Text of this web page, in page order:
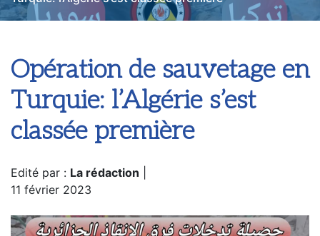
Opération de sauvetage en
Turquie: l’Algérie s’est
classée première
Edité par : La rédaction
11 février 2023